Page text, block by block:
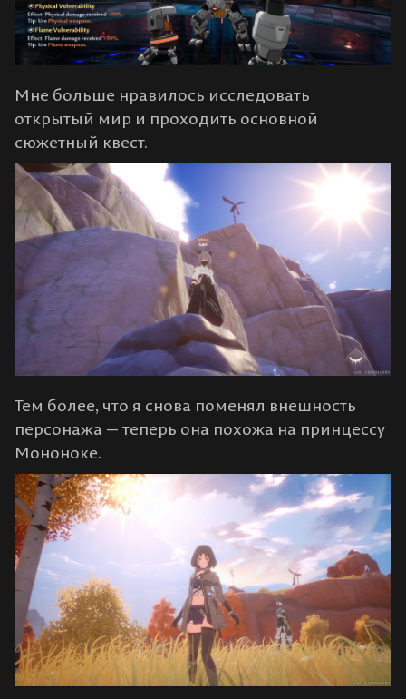
Мне больше нравилось исследовать
открытый мир и проходить основной
сюжетный квест.
Тем более, что я снова поменял внешность
персонажа — теперь она похожа на принцессу
Мононоке.